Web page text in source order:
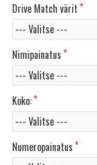
Drive Match värit
Nimipainatus
Koko:
Numeropainatus